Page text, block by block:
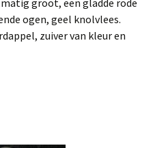
groot, een gladde rode
ogen, geel knolvlees.
zuiver van kleur en